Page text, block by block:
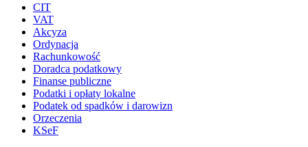
CIT
VAT
Akcyza
Ordynacja
Rachunkowość
Doradca podatkowy
Finanse publiczne
Podatki i opłaty lokalne
Podatek od spadków i darowizn
Orzeczenia
KSeF